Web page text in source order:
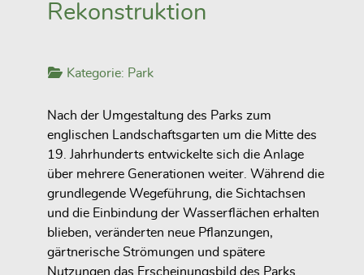
Rekonstruktion
Kategorie: Park
Nach der Umgestaltung des Parks zum
englischen Landschaftsgarten um die Mitte des
19. Jahrhunderts entwickelte sich die Anlage
über mehrere Generationen weiter. Während die
grundlegende Wegeführung, die Sichtachsen
und die Einbindung der Wasserflächen erhalten
blieben, veränderten neue Pflanzungen,
gärtnerische Strömungen und spätere
Nutzungen das Erscheinungsbild des Parks